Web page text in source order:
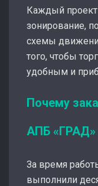
Каждый
зонирование,
схемы
того, чтобы
удобным и
Почему
АПБ «ГРАД»
За время
выполнили